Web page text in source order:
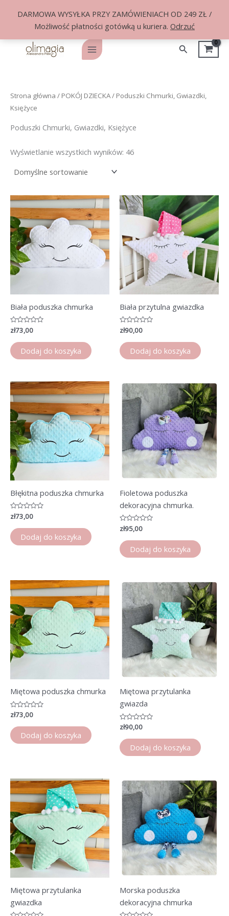
DARMOWA WYSYŁKA PRZY ZAMÓWIENIACH OD 249 ZŁ /
Możliwość płatności gotówką u kuriera. Odrzuć
Main
Szukaj
Strona główna / POKÓJ DZIECKA/ Poduszki Chmurki, Gwiazdki,
Księżyce
Poduszki Chmurki, Gwiazdki, Księżyce
Wyświetlanie wszystkich wyników: 46
Biała poduszka chmurka
Oceniono
0
na
5
zł73,00
Dodaj do koszyka
Biała przytulna gwiazdka
Oceniono
0
na
5
zł90,00
Dodaj do koszyka
Błękitna poduszka chmurka
Oceniono
na
5
zł73,00
Dodaj do koszyka
Fioletowa poduszka
dekoracyjna chmurka.
Oceniono
na
5
zł95,00
Dodaj do koszyka
Miętowa poduszka chmurka
Oceniono
na
5
zł73,00
Dodaj do koszyka
Miętowa przytulanka
gwiazda
Oceniono
na
5
zł90,00
Dodaj do koszyka
Miętowa przytulanka
gwiazdka
Morska poduszka
dekoracyjna chmurka